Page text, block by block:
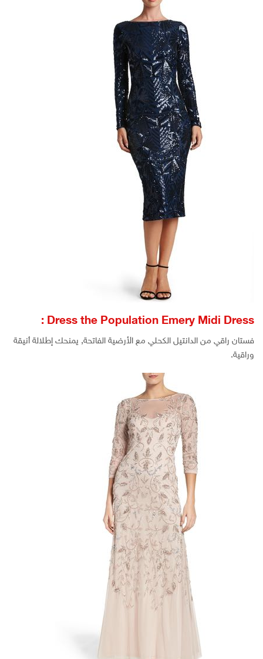
Dress the Population Emery Midi Dress :
فستان راقي من الدانتيل الكحلي مع الأرضية الفاتحة, يمنحك إطلالة أنيقة
وراقية.